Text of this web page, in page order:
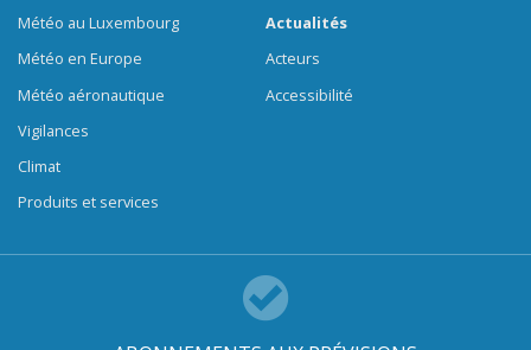
Météo au Luxembourg
Météo en Europe
Météo aéronautique
Vigilances
Climat
Produits et services
Actualités
Acteurs
Accessibilité